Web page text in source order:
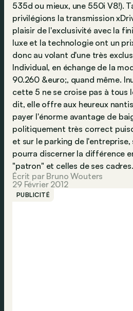
535d ou mieux, une 550i V8!).
privilégions la transmission
plaisir de l'exclusivité avec la
luxe et la technologie ont un
donc au volant d'une très
Individual, en échange de la
90.260 &euro;, quand même.
cette 5 ne se croise pas à tous
dit, elle offre aux heureux
payer l'énorme avantage de
politiquement très correct
et sur le parking de
pourra discerner la différence
"patron" et celles de ses cadres.
Écrit par Bruno Wouters
29 Février 2012
PUBLICITÉ